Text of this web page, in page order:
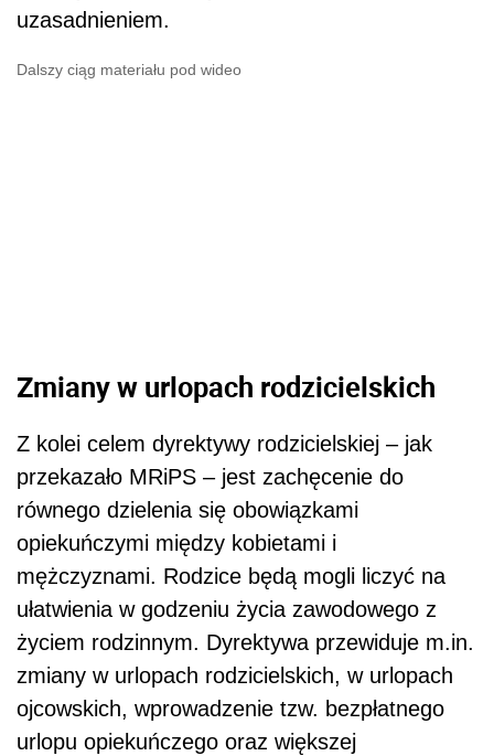
uzasadnieniem.
Dalszy ciąg materiału pod wideo
Zmiany w urlopach rodzicielskich
Z kolei celem dyrektywy rodzicielskiej – jak
przekazało MRiPS – jest zachęcenie do
równego dzielenia się obowiązkami
opiekuńczymi między kobietami i
mężczyznami. Rodzice będą mogli liczyć na
ułatwienia w godzeniu życia zawodowego z
życiem rodzinnym. Dyrektywa przewiduje m.in.
zmiany w urlopach rodzicielskich, w urlopach
ojcowskich, wprowadzenie tzw. bezpłatnego
urlopu opiekuńczego oraz większej